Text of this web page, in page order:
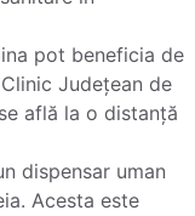
pot beneficia de
Județean de
află la o distanță
dispensar uman
Acesta este